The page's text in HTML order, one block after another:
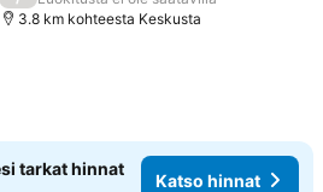
3.8 km kohteesta Keskusta
tarkat hinnat
Katso hinnat